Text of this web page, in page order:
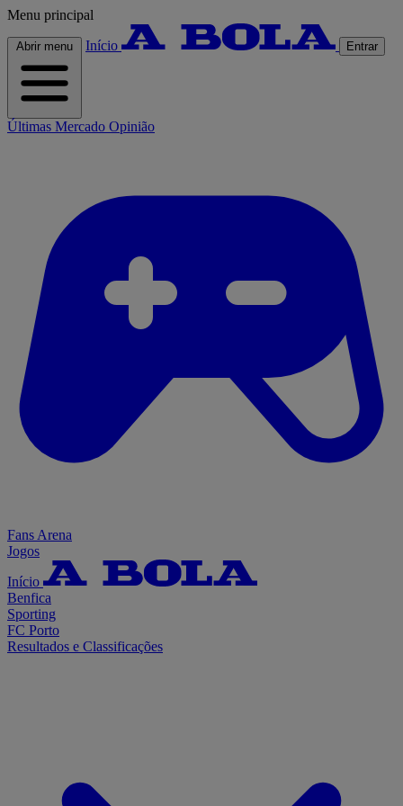
Menu principal
Abrir menu Início Entrar
Últimas Mercado Opinião
Fans Arena
Jogos
Início
Benfica
Sporting
FC Porto
Resultados e Classificações